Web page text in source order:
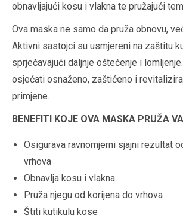
obnavljajući kosu i vlakna te pružajući
Ova maska ne samo da pruža obnovu,
Aktivni sastojci su usmjereni na zaštitu
sprječavajući daljnje oštećenje i
osjećati osnaženo, zaštićeno i
primjene.
BENEFITI KOJE OVA MASKA PRUŽA
Osigurava ravnomjerni sjajni rezultat
vrhova
Obnavlja kosu i vlakna
Pruža njegu od korijena do vrhova
Štiti kutikulu kose